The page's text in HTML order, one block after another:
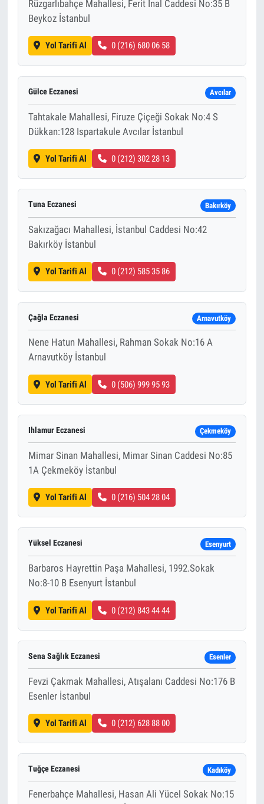
Rüzgarlıbahçe Mahallesi, Ferit İnal Caddesi No:35 B
Beykoz İstanbul
Yol Tarifi Al 0 (216) 680 06 58
Gülce Eczanesi Avcılar
Tahtakale Mahallesi, Firuze Çiçeği Sokak No:4 S
Dükkan:128 Ispartakule Avcılar İstanbul
Yol Tarifi Al 0 (212) 302 28 13
Tuna Eczanesi Bakırköy
Sakızağacı Mahallesi, İstanbul Caddesi No:42
Bakırköy İstanbul
Yol Tarifi Al 0 (212) 585 35 86
Çağla Eczanesi Arnavutköy
Nene Hatun Mahallesi, Rahman Sokak No:16 A
Arnavutköy İstanbul
Yol Tarifi Al 0 (506) 999 95 93
Ihlamur Eczanesi Çekmeköy
Mimar Sinan Mahallesi, Mimar Sinan Caddesi No:85
1A Çekmeköy İstanbul
Yol Tarifi Al 0 (216) 504 28 04
Yüksel Eczanesi Esenyurt
Barbaros Hayrettin Paşa Mahallesi, 1992.Sokak
No:8-10 B Esenyurt İstanbul
Yol Tarifi Al 0 (212) 843 44 44
Sena Sağlık Eczanesi Esenler
Fevzi Çakmak Mahallesi, Atışalanı Caddesi No:176 B
Esenler İstanbul
Yol Tarifi Al 0 (212) 628 88 00
Tuğçe Eczanesi Kadıköy
Fenerbahçe Mahallesi, Hasan Ali Yücel Sokak No:15